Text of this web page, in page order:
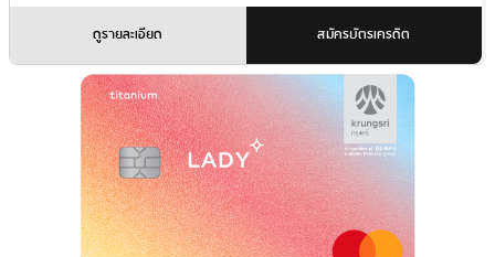
ดูรายละเอียด สมัครบัตรเครดิต